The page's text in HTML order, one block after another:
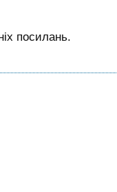
посилань.